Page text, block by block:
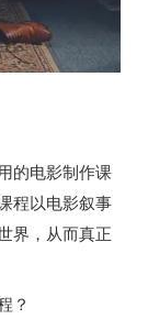
的电影制作课
程以电影叙事
界，从而真正
？